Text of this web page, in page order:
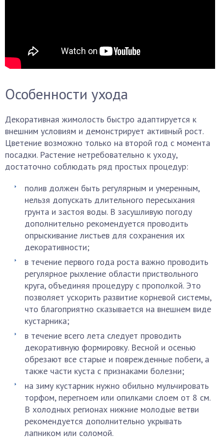
Особенности ухода
Декоративная жимолость быстро адаптируется к
внешним условиям и демонстрирует активный рост.
Цветение возможно только на второй год с момента
посадки. Растение нетребовательно к уходу,
достаточно соблюдать ряд простых процедур:
полив должен быть регулярным и умеренным,
нельзя допускать длительного пересыхания
грунта и застоя воды. В засушливую погоду
дополнительно рекомендуется проводить
опрыскивание листьев для сохранения их
декоративности;
в течение первого года роста важно проводить
регулярное рыхление области приствольного
круга, объединяя процедуру с прополкой. Это
позволяет ускорить развитие корневой системы,
что благоприятно сказывается на внешнем виде
кустарника;
в течение всего лета следует проводить
декоративную формировку. Весной и осенью
обрезают все старые и поврежденные побеги, а
также части куста с признаками болезни;
на зиму кустарник нужно обильно мульчировать
торфом, перегноем или опилками слоем от 8 см.
В холодных регионах нижние молодые ветви
рекомендуется дополнительно укрывать
лапником или соломой.